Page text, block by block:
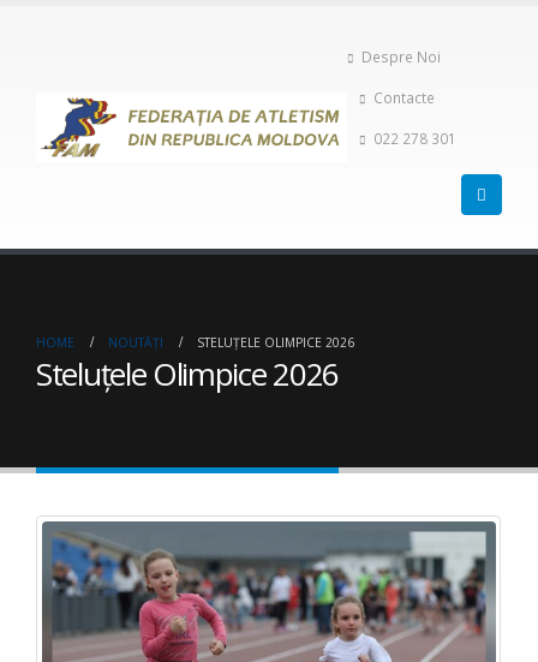
Despre Noi
Contacte
022 278 301
HOME NOUTĂȚI STELUȚELE OLIMPICE 2026
Steluțele Olimpice 2026